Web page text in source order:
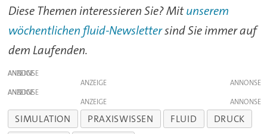
Diese Themen interessieren Sie? Mitunserem
wöchentlichen fluid-Newslettersind Sie immer auf
dem Laufenden.
ANZEIGE
ANZEIGE
ANZEIGE
ANZEIGE
SIMULATION PRAXISWISSEN FLUID
DRUCK